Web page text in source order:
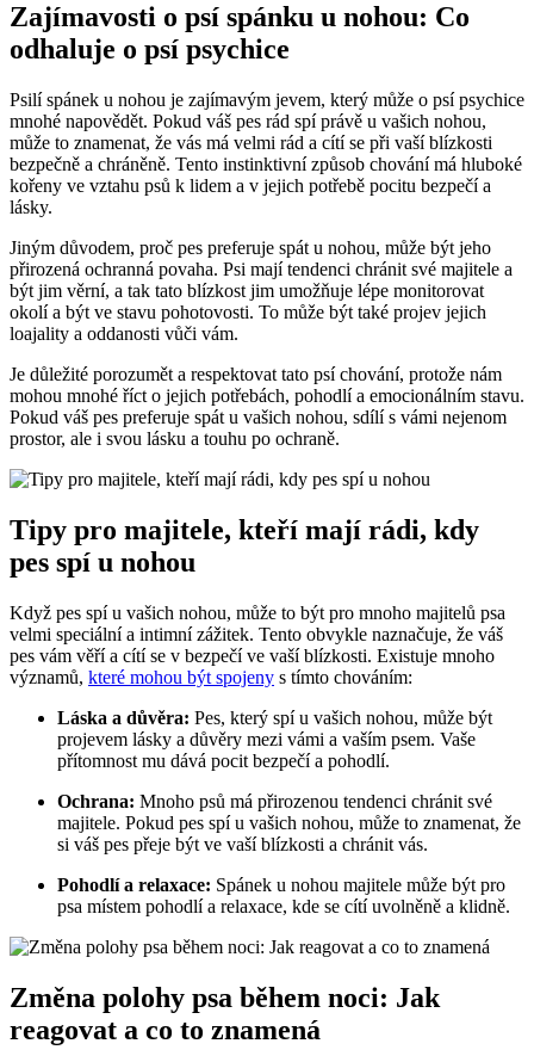
Zajímavosti o psí spánku u nohou: Co
odhaluje o psí psychice
Psilí spánek u nohou je zajímavým jevem, který může o psí psychice
mnohé napovědět. Pokud váš pes rád spí právě u vašich nohou,
může to znamenat, že vás má velmi rád a cítí se při vaší blízkosti
bezpečně a chráněně. Tento instinktivní způsob chování má hluboké
kořeny ve vztahu psů k lidem a v jejich potřebě pocitu bezpečí a
lásky.
Jiným důvodem, proč pes preferuje spát u nohou, může být jeho
přirozená ochranná povaha. Psi mají tendenci chránit své majitele a
být jim věrní, a tak tato blízkost jim umožňuje lépe monitorovat
okolí a být ve stavu pohotovosti. To může být také projev jejich
loajality a oddanosti vůči vám.
Je důležité porozumět a respektovat tato psí chování, protože nám
mohou mnohé říct o jejich potřebách, pohodlí a emocionálním stavu.
Pokud váš pes preferuje spát u vašich nohou, sdílí s vámi nejenom
prostor, ale i svou lásku a touhu po ochraně.
Tipy pro majitele, kteří mají rádi, kdy
pes spí u nohou
Když pes spí u vašich nohou, může to být pro mnoho majitelů psa
velmi speciální a intimní zážitek. Tento obvykle naznačuje, že váš
pes vám věří a cítí se v bezpečí ve vaší blízkosti. Existuje mnoho
významů, které mohou být spojeny s tímto chováním:
Láska a důvěra: Pes, který spí u vašich nohou, může být
projevem lásky a důvěry mezi vámi a vaším psem. Vaše
přítomnost mu dává pocit bezpečí a pohodlí.
Ochrana: Mnoho psů má přirozenou tendenci chránit své
majitele. Pokud pes spí u vašich nohou, může to znamenat, že
si váš pes přeje být ve vaší blízkosti a chránit vás.
Pohodlí a relaxace: Spánek u nohou majitele může být pro
psa místem pohodlí a relaxace, kde se cítí uvolněně a klidně.
Změna polohy psa během noci: Jak
reagovat a co to znamená